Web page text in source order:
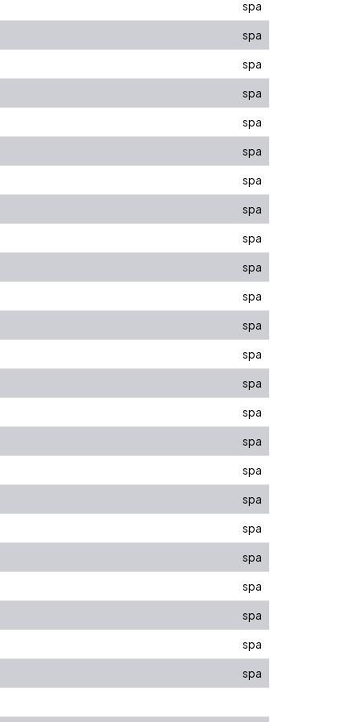
spa
spa
spa
spa
spa
spa
spa
spa
spa
spa
spa
spa
spa
spa
spa
spa
spa
spa
spa
spa
spa
spa
spa
spa